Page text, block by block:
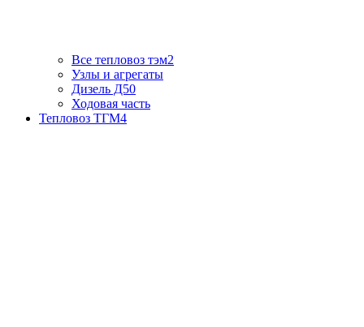
Все тепловоз тэм2
Узлы и агрегаты
Дизель Д50
Ходовая часть
Тепловоз ТГМ4